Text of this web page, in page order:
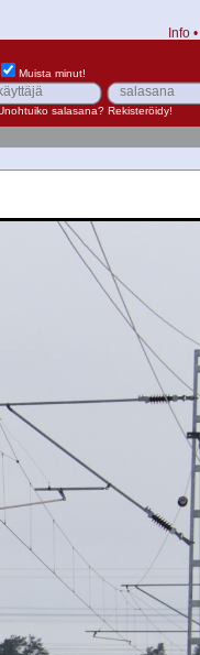
Info •
Muista minut!
salasana? Rekisteröidy!